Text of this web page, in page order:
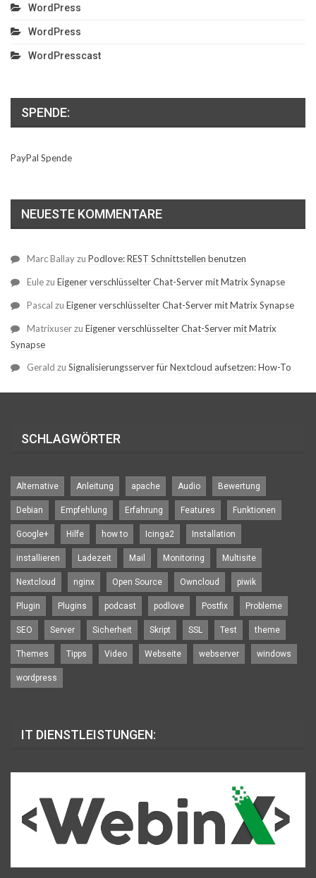
WordPress
WordPress
WordPresscast
SPENDE:
PayPal Spende
NEUESTE KOMMENTARE
Marc Ballayzu Podlove: REST Schnittstellen benutzen
Eulezu Eigener verschlüsselter Chat-Server mit Matrix Synapse
Pascal zu Eigener verschlüsselter Chat-Server mit Matrix Synapse
Matrixuserzu Eigener verschlüsselter Chat-Server mit Matrix
Synapse
Gerald zu Signalisierungsserver für Nextcloud aufsetzen: How-To
SCHLAGWÖRTER
Alternative Anleitung apache Audio Bewertung
Debian Empfehlung Erfahrung Features Funktionen
Google+ Hilfe how to Icinga2 Installation
installieren Ladezeit Mail Monitoring Multisite
Nextcloud nginx Open Source Owncloud piwik
Plugin Plugins podcast podlove Postfix Probleme
SEO Server Sicherheit Skript SSL Test theme
Themes Tipps Video Webseite webserver windows
wordpress
IT DIENSTLEISTUNGEN: